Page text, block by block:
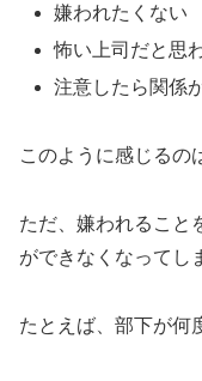
嫌われたくない
怖い上司だと思
注意したら関係
このように感じるの
ただ、嫌われること
ができなくなってし
たとえば、部下が何